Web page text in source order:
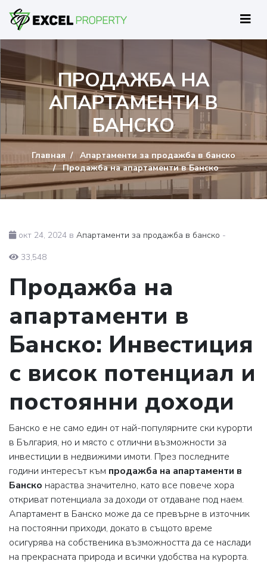
ПРОДАЖБА НА
АПАРТАМЕНТИ В
БАНСКО
Главная
Апартаменти за продажба в банско
Продажба на апартаменти в Банско
окт 24, 2024 в Апартаменти за продажба в банско -
33,548
Продажба на
апартаменти в
Банско: Инвестиция
с висок потенциал и
постоянни доходи
Банско е не само един от най-популярните ски курорти
в България, но и място с отлични възможности за
инвестиции в недвижими имоти. През последните
години интересът към продажба на апартаменти в
Банско нараства значително, като все повече хора
откриват потенциала за доходи от отдаване под наем.
Апартамент в Банско може да се превърне в източник
на постоянни приходи, докато в същото време
осигурява на собственика възможността да се наслади
на прекрасната природа и всички удобства на курорта.